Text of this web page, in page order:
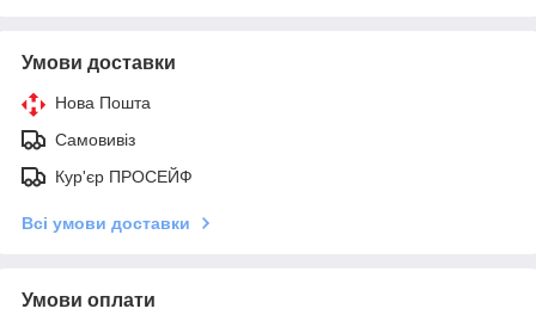
Умови доставки
Нова Пошта
Самовивіз
Кур'єр ПРОСЕЙФ
Всі умови доставки
Умови оплати